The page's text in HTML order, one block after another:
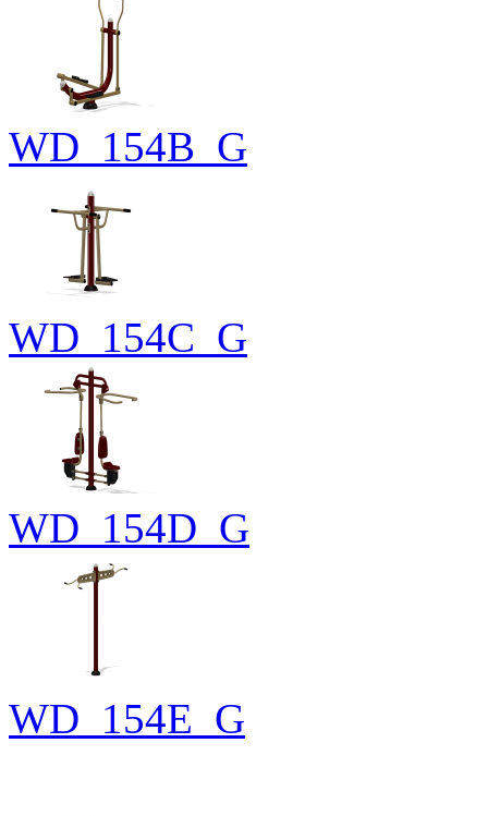
WD_154B_G
WD_154C_G
WD_154D_G
WD_154E_G